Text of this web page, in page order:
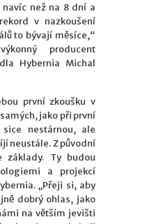
než na 8 dní a
v nazkoušení
to bývají měsíce,“
producent
Hybernia Michal
první zkoušku v
jako při první
nestárnou, ale
neustále. Z původní
základy. Ty budou
a projekcí
„Přeji si, aby
dobrý ohlas, jako
na větším jevišti